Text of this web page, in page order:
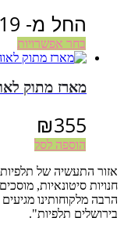
החל מ-
בחר אפשרויות
מארז מתוק
₪355
הוספה לסל
אזור התעשיה של
חנויות סיטונאיות,
הרבה מלקוחותינו
בירושלים תלפיות".